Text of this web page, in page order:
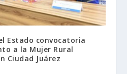
Estado convocatoria
a la Mujer Rural
Ciudad Juárez